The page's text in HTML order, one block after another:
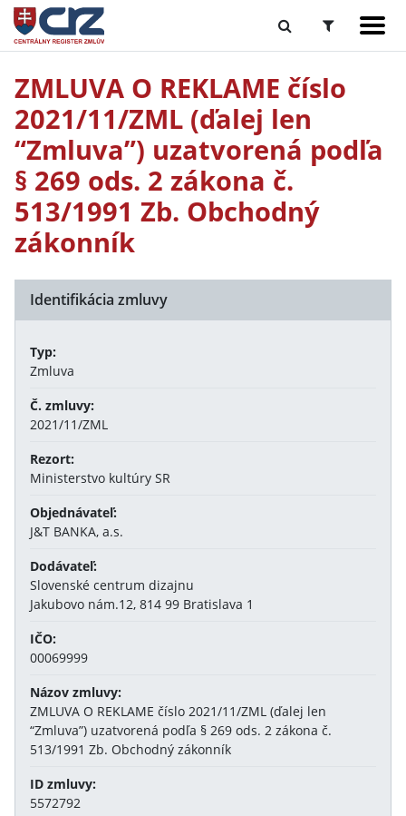
ZMLUVA O REKLAME číslo
2021/11/ZML (ďalej len
“Zmluva”) uzatvorená podľa
§ 269 ods. 2 zákona č.
513/1991 Zb. Obchodný
zákonník
Identifikácia zmluvy
Typ:
Zmluva
Č. zmluvy:
2021/11/ZML
Rezort:
Ministerstvo kultúry SR
Objednávateľ:
J&T BANKA, a.s.
Dodávateľ:
Slovenské centrum dizajnu
Jakubovo nám.12, 814 99 Bratislava 1
IČO:
00069999
Názov zmluvy:
ZMLUVA O REKLAME číslo 2021/11/ZML (ďalej len
“Zmluva”) uzatvorená podľa § 269 ods. 2 zákona č.
513/1991 Zb. Obchodný zákonník
ID zmluvy:
5572792